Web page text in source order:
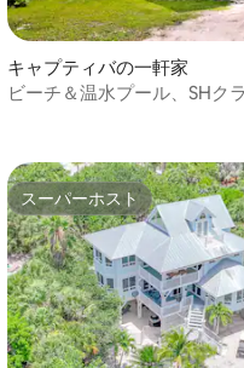
、5つ星中5.0つ星の平均評
キャプティバの一軒家
ビーチ＆温水プール、SHク
スーパーホスト
スーパーホスト